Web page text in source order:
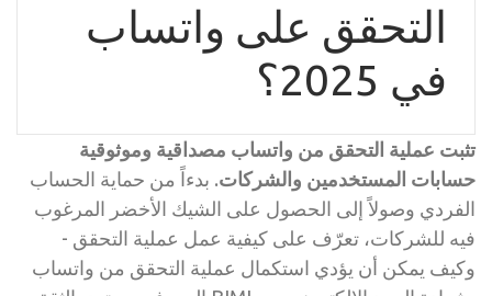
التحقق على واتساب
في 2025؟
تثبت عملية التحقق من واتساب مصداقية وموثوقية
حسابات المستخدمين والشركات. بدءاً من حماية الحساب
الفردي وصولاً إلى الحصول على الشيك الأخضر المرغوب
فيه للشركات، تعرّف على كيفية عمل عملية التحقق -
وكيف يمكن أن يؤدي استكمال عملية التحقق من واتساب